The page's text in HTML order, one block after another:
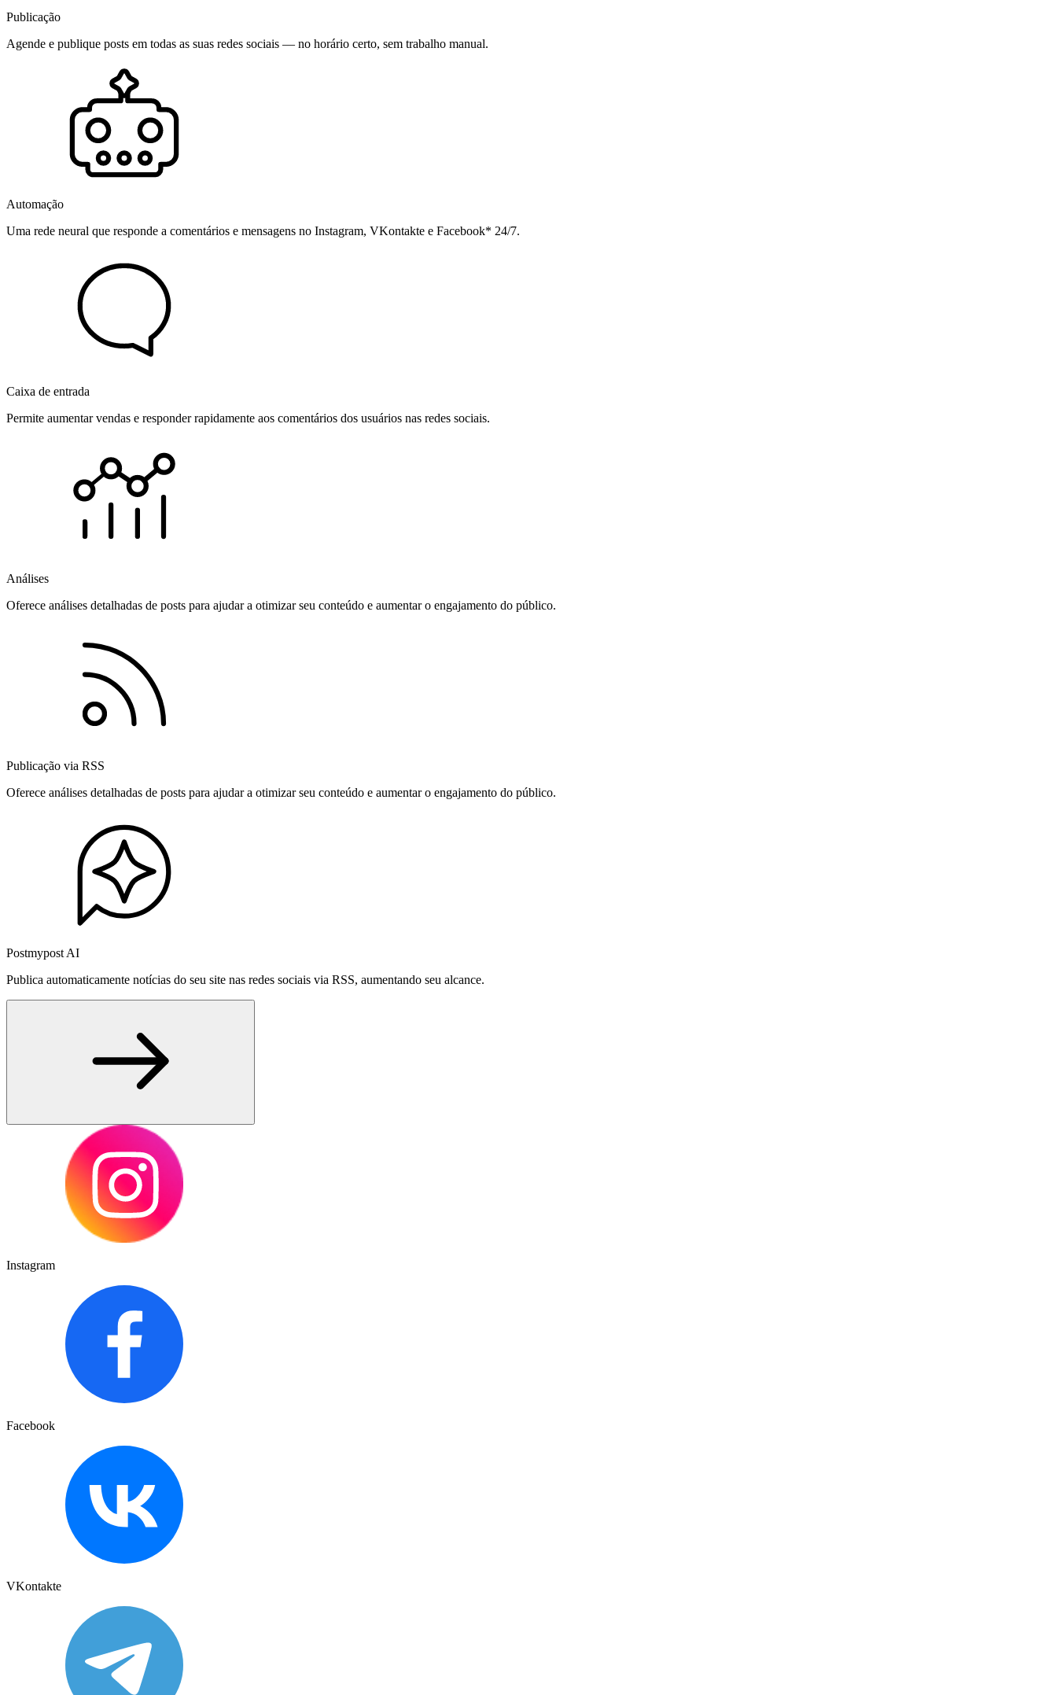
Publicação
Agende e publique posts em todas as suas redes sociais — no horário certo, sem trabalho manual.
Automação
Uma rede neural que responde a comentários e mensagens no Instagram, VKontakte e Facebook* 24/7.
Caixa de entrada
Permite aumentar vendas e responder rapidamente aos comentários dos usuários nas redes sociais.
Análises
Oferece análises detalhadas de posts para ajudar a otimizar seu conteúdo e aumentar o engajamento do público.
Publicação via RSS
Oferece análises detalhadas de posts para ajudar a otimizar seu conteúdo e aumentar o engajamento do público.
Postmypost AI
Publica automaticamente notícias do seu site nas redes sociais via RSS, aumentando seu alcance.
Instagram
Facebook
VKontakte